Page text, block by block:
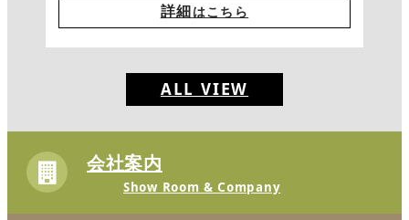
詳細はこちら
ALL VIEW
会社案内
Show Room & Company